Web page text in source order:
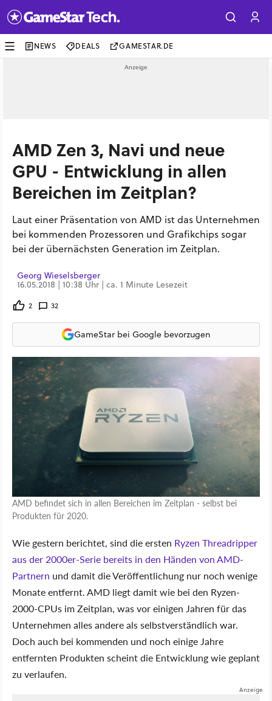
NEWS DEALS GAMESTAR.DE
AMD Zen 3, Navi und neue
GPU - Entwicklung in allen
Bereichen im Zeitplan?
Laut einer Präsentation von AMD ist das Unternehmen
bei kommenden Prozessoren und Grafikchips sogar
bei der übernächsten Generation im Zeitplan.
Georg Wieselsberger
16.05.2018 | 10:38 Uhr | ca. 1 Minute Lesezeit
2 32
GameStar bei Google bevorzugen
AMD befindet sich in allen Bereichen im Zeitplan - selbst bei
Produkten für 2020.
Wie gestern berichtet, sind die ersten Ryzen Threadripper
aus der 2000er-Serie bereits in den Händen von AMD-
Partnern und damit die Veröffentlichung nur noch wenige
Monate entfernt. AMD liegt damit wie bei den Ryzen-
2000-CPUs im Zeitplan, was vor einigen Jahren für das
Unternehmen alles andere als selbstverständlich war.
Doch auch bei kommenden und noch einige Jahre
entfernten Produkten scheint die Entwicklung wie geplant
zu verlaufen.